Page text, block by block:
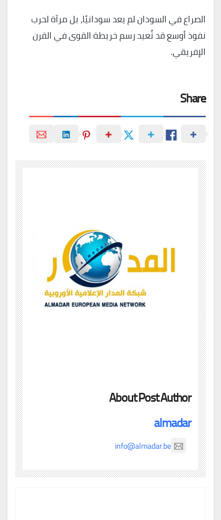
الصراع في السودان لم يعد سودانيًا، بل مرآة لحرب
نفوذ أوسع قد تُعيد رسم خريطة القوى في القرن
الإفريقي.
Share
About Post Author
almadar
info@almadar.be